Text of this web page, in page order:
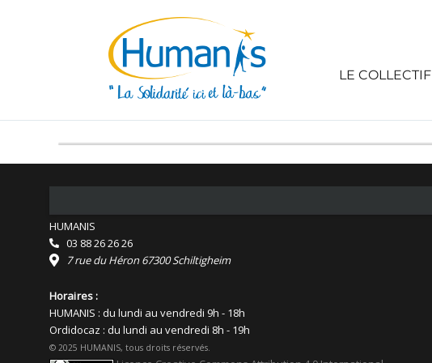
LE COLLECTIF
HUMANIS
03 88 26 26 26
7 rue du Héron 67300 Schiltigheim
Horaires :
HUMANIS : du lundi au vendredi 9h - 18h
Ordidocaz : du lundi au vendredi 8h - 19h
© 2025 HUMANIS, tous droits réservés.